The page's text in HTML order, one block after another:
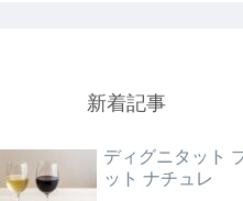
新着記事
ディグニタット
ット ナチュレ